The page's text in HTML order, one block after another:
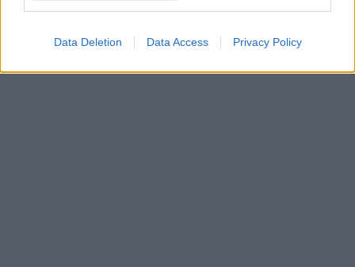
Data Deletion Data Access Privacy Policy